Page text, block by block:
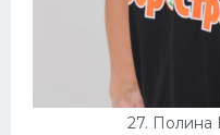
27. Полина